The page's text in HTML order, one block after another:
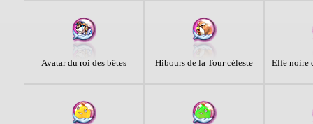
Avatar du roi des bêtes Hibours de la Tour céleste Elfe noire